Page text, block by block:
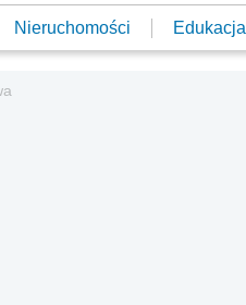
Nieruchomości Edukacja